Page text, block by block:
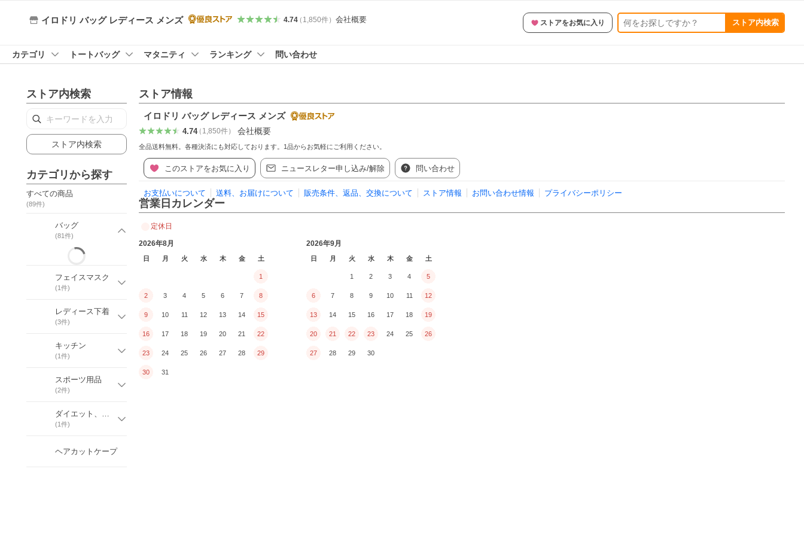
イロドリ バッグ レディース メンズ 4.74（ 1,850件） 会社概要 ストアをお気に入り ストア内検索
カテゴリ トートバッグ マタニティ ランキング 問い合わせ
ストア内検索
ストア内検索
カテゴリから探す
すべての商品
(89件)
バッグ
(81件)
フェイスマスク
(1件)
レディース下着
(3件)
キッチン
(1件)
スポーツ用品
(2件)
ダイエット、健康
(1件)
ヘアカットケープ
ストア情報
イロドリ バッグ レディース メンズ
4.74（ 1,850件） 会社概要
全品送料無料。各種決済にも対応しております。1品からお気軽にご利用ください。
このストアをお気に入り ニュースレター申し込み/解除 問い合わせ
お支払いについて 送料、お届けについて 販売条件、返品、交換について ストア情報 お問い合わせ情報 プライバシーポリシー
営業日カレンダー
定休日
2026年8月
日 月 火 水 木 金 土
1
2 3 4 5 6 7 8
9 10 11 12 13 14 15
16 17 18 19 20 21 22
23 24 25 26 27 28 29
30 31
2026年9月
日 月 火 水 木 金 土
1 2 3 4 5
6 7 8 9 10 11 12
13 14 15 16 17 18 19
20 21 22 23 24 25 26
27 28 29 30